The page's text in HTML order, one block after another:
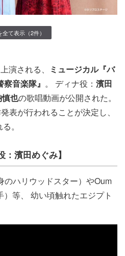
全て表示（2件）
演される、
ミュージカル『バ
音楽隊』 。 ディナ役： 濱田
也の歌唱動画が公開された。
表が行われることが決定し、
。
濱田めぐみ】
のハリウッドスター）やOum
等、 幼い頃触れたエジプト